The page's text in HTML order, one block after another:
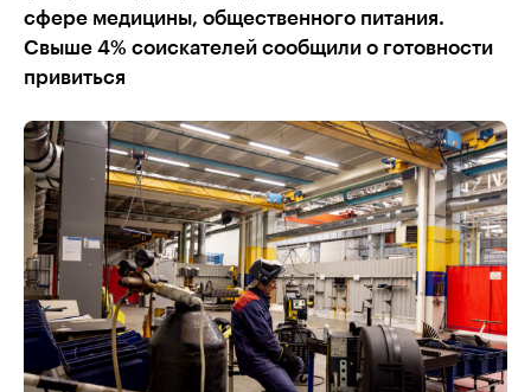
сфере медицины, общественного питания.
Свыше 4% соискателей сообщили о готовности
привиться